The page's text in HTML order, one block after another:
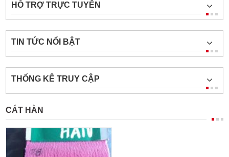
HỖ TRỢ TRỰC TUYẾN
TIN TỨC NỔI BẬT
THỐNG KÊ TRUY CẬP
CÁT HÀN